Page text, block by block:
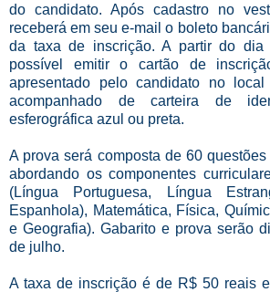
do candidato. Após cadastro no
receberá em seu e-mail o boleto
da taxa de inscrição. A partir do
possível emitir o cartão de
apresentado pelo candidato no
acompanhado de carteira de
esferográfica azul ou preta.
A prova será composta de 60
abordando os componentes
(Língua Portuguesa, Língua
Espanhola), Matemática, Física,
e Geografia). Gabarito e prova serão
de julho.
A taxa de inscrição é de R$ 50 reais